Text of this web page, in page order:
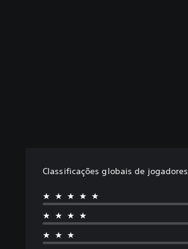
Classificações globais de jogadores
★★★★★
★★★★
★★★